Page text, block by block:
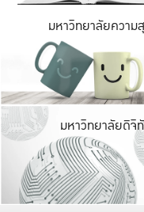
มหาวิทยาลัยความ
มหาวิทยาลัยดิจิ